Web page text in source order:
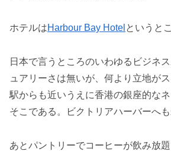
ホテルはHarbour Bay Hotel というと
日本で言うところのいわゆるビジネ
ュアリーさは無いが、何より立地が
駅からも近いうえに香港の銀座的な
そこである。ビクトリアハーバーへも
あとパントリーでコーヒーが飲み放